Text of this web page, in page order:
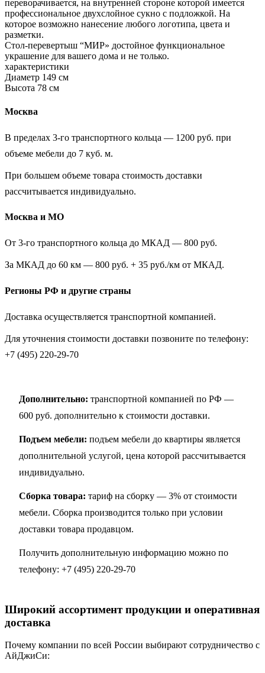
переворачивается, на внутренней стороне которой имеется
профессиональное двухслойное сукно с подложкой. На
которое возможно нанесение любого логотипа, цвета и
разметки.
Стол-перевертыш “МИР» достойное функциональное
украшение для вашего дома и не только.
характеристики
Диаметр 149 см
Высота 78 см
Москва
В пределах 3-го транспортного кольца — 1200 руб. при
объеме мебели до 7 куб. м.
При большем объеме товара стоимость доставки
рассчитывается индивидуально.
Москва и МО
От 3-го транспортного кольца до МКАД — 800 руб.
За МКАД до 60 км — 800 руб. + 35 руб./км от МКАД.
Регионы РФ и другие страны
Доставка осуществляется транспортной компанией.
Для уточнения стоимости доставки позвоните по телефону:
+7 (495) 220-29-70
Дополнительно: транспортной компанией по РФ —
600 руб. дополнительно к стоимости доставки.
Подъем мебели: подъем мебели до квартиры является
дополнительной услугой, цена которой рассчитывается
индивидуально.
Сборка товара: тариф на сборку — 3% от стоимости
мебели. Сборка производится только при условии
доставки товара продавцом.
Получить дополнительную информацию можно по
телефону: +7 (495) 220-29-70
Широкий ассортимент продукции и оперативная
доставка
Почему компании по всей России выбирают сотрудничество с
АйДжиСи: